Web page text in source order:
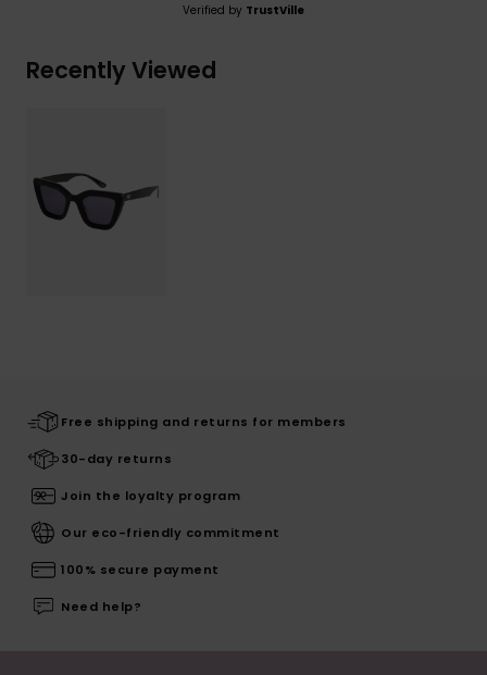
Verified by TrustVille
Recently Viewed
Free shipping and returns for members
30-day returns
Join the loyalty program
Our eco-friendly commitment
100% secure payment
Need help?